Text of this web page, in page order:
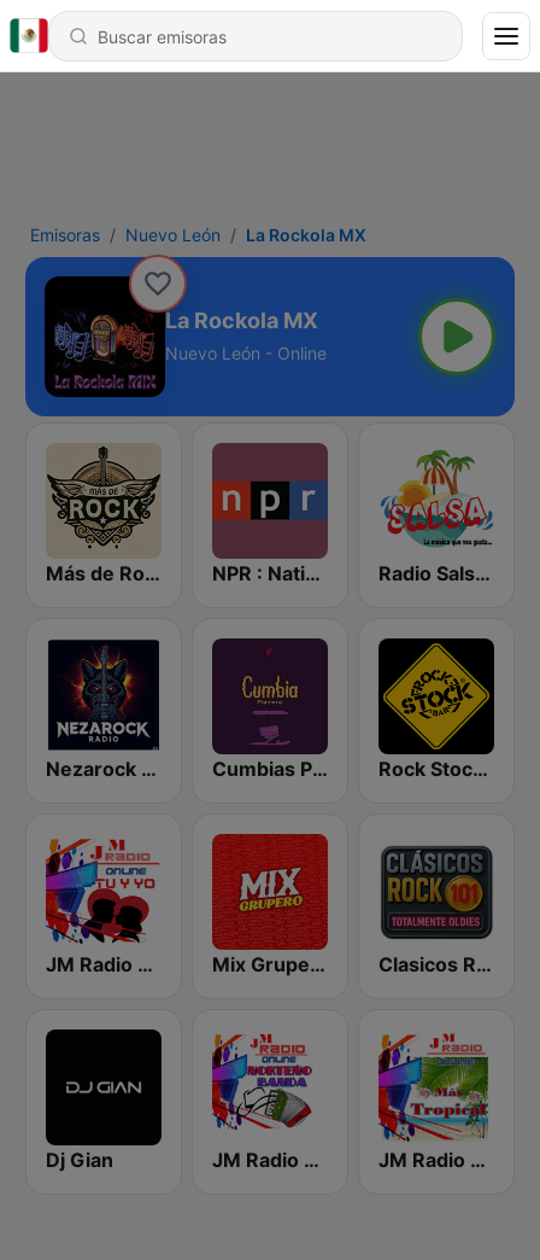
Emisoras Nuevo León La Rockola MX
La Rockola MX
Nuevo León - Online
Más de Rock NPR : National Public Radio Radio Salsa México
Nezarock Radio Cumbias Playeras Charangas Rock Stock Bar
JM Radio Tu y Yo Mix Grupero Clasicos Rock 101
Dj Gian JM Radio Norteño Banda JM Radio Mas Tropical